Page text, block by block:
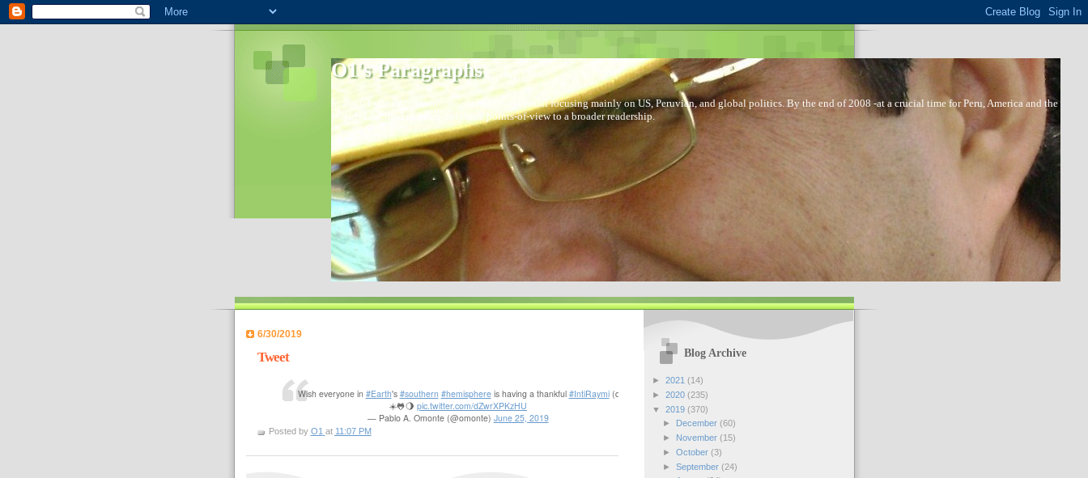
O1's Paragraphs
In 2006 I started to distribute comments via email focusing mainly on US, Peruvian, and global politics. By the end of 2008 -at a crucial time for Peru, America and the
World- I decided to bring out those points-of-view to a broader readership.
6/30/2019
Tweet
Wish everyone in #Earth's #southern #hemisphereis having a thankful #IntiRaymi(quechua 4#Sun #festival
☀️🐸🌖 pic.twitter.com/dZwrXPKzHU
— Pablo A. Omonte (@omonte) June 25, 2019
Posted by O1 at 11:07 PM
Blog Archive
► 2021 (14)
► 2020 (235)
▼ 2019 (370)
►
December (60)
►
November (15)
► October (3)
► September (24)